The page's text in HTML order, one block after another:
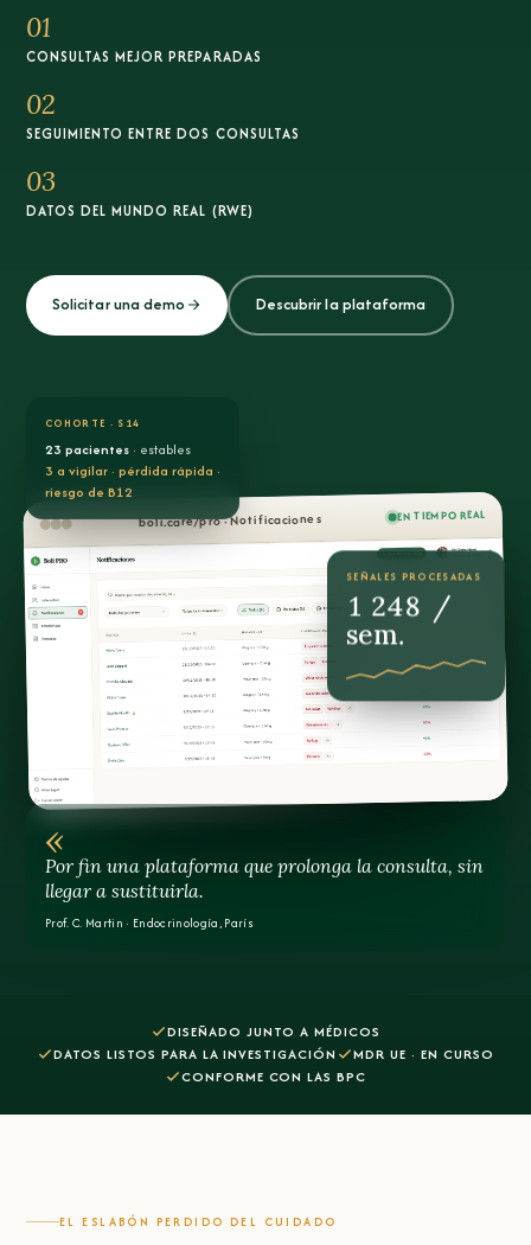
01
CONSULTAS MEJOR PREPARADAS
02
SEGUIMIENTO ENTRE DOS CONSULTAS
03
DATOS DEL MUNDO REAL (RWE)
Solicitar una demo Descubrir la plataforma
boli.care/pro · Notificaciones EN TIEMPO REAL
COHORTE · S14
23 pacientes · estables
3 a vigilar · pérdida rápida ·
riesgo de B12
1 248 /
sem.
«
Por fin una plataforma que prolonga la consulta, sin
llegar a sustituirla.
Prof. C. Martin · Endocrinología, París
DISEÑADO JUNTO A MÉDICOS
DATOS LISTOS PARA LA INVESTIGACIÓN
MDR UE · EN CURSO
CONFORME CON LAS BPC
EL ESLABÓN PERDIDO DEL CUIDADO